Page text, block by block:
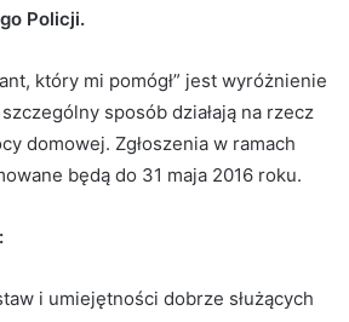
Policji.
który mi pomógł” jest wyróżnienie
sposób działają na rzecz
domowej. Zgłoszenia w ramach
będą do 31 maja 2016 roku.
i umiejętności dobrze służących